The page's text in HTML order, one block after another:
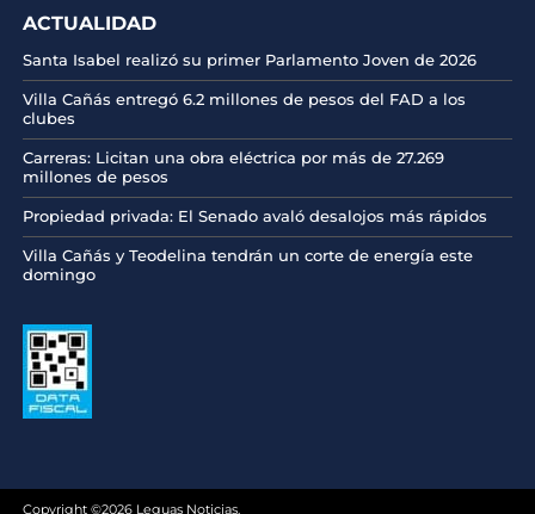
ACTUALIDAD
Santa Isabel realizó su primer Parlamento Joven de 2026
Villa Cañás entregó 6.2 millones de pesos del FAD a los
clubes
Carreras: Licitan una obra eléctrica por más de 27.269
millones de pesos
Propiedad privada: El Senado avaló desalojos más rápidos
Villa Cañás y Teodelina tendrán un corte de energía este
domingo
Copyright ©2026 Leguas Noticias.